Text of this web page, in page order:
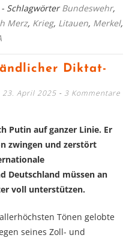
- SchlagwörterBundeswehr,
Merz, Krieg, Litauen, Merkel,
Diktat-
23. April 2025 3 Kommentare
Putin auf ganzer Linie. Er
zwingen und zerstört
Deutschland müssen an
voll unterstützen.
Tönen gelobte
seines Zoll- und